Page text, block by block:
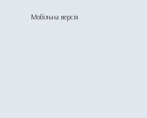
Мобільна версія